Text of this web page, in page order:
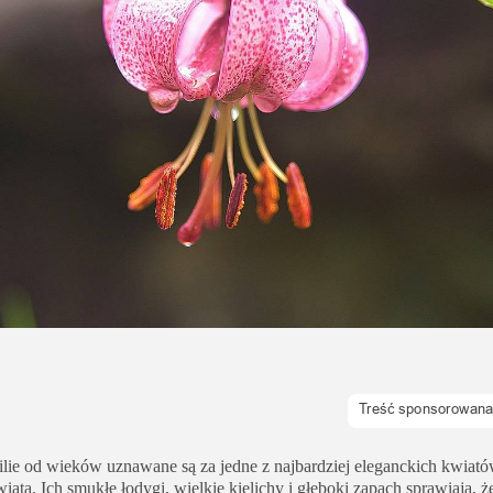
Uroda
Zakupy i opinie
Zdrowie
od wieków uznawane są za jedne z najbardziej eleganckich
Ich smukłe łodygi, wielkie kielichy i głęboki zapach sprawiają,